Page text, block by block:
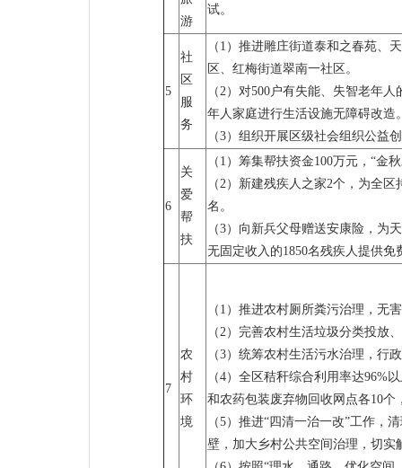
游
试。
5
社
区
服
务
（1）推进雕庄街道泰和之春苑、
区、红梅街道翠南一社区。
（2）对500户有失能、失智老年
年人家庭进行生活设施无障碍改
（3）组织开展区级社会组织公益
6
关
爱
帮
扶
（1）筹集帮扶资金100万元，“金
（2）新建残疾人之家2个，为全
名。
（3）向新兵父母赠送安康险，为
无固定收入的1850名残疾人提供免
7
农
村
环
境
（1）推进农村厕所粪污治理，无
（2）完善农村生活垃圾分类投放
（3）统筹农村生活污水治理，行
（4）全区秸秆综合利用率达96%
和农药包装废弃物回收网点各10个
（5）推进“四清一治一改”工作，
壁，加大乡村公共空间治理，切